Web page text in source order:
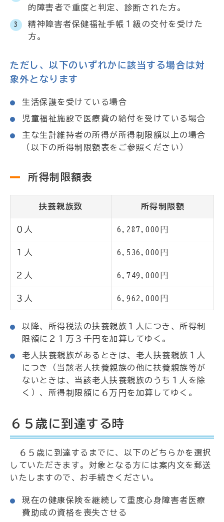
的障害者で重度と判定、診断された方。
精神障害者保健福祉手帳１級の交付を受けた
方。
ただし、以下のいずれかに該当する場合は対
象外となります
生活保護を受けている場合
児童福祉施設で医療費の給付を受けている場合
主な生計維持者の所得が所得制限額以上の場合
（以下の所得制限額表をご参照ください）
所得制限額表
扶養親族数 所得制限額
０人 6,287,000円
１人 6,536,000円
２人 6,749,000円
３人 6,962,000円
以降、所得税法の扶養親族１人につき、所得制
限額に２１万３千円を加算してゆく。
老人扶養親族があるときは、老人扶養親族１人
につき（当該老人扶養親族の他に扶養親族等が
ないときは、当該老人扶養親族のうち１人を除
く）、所得制限額に６万円を加算してゆく。
６５歳に到達する時
６５歳に到達するまでに、以下のどちらかを選択
していただきます。対象となる方には案内文を郵送
いたしますので、お手続きください。
現在の健康保険を継続して重度心身障害者医療
費助成の資格を喪失させる